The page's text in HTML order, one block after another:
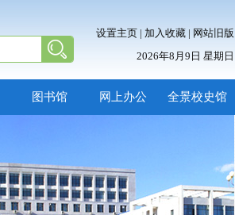
设置主页| 加入收藏| 网站旧版
2026年8月9日 星期日
图书馆 网上办公 全景校史馆